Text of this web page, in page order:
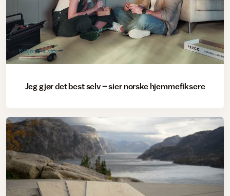
Gjør det selv
Jeg gjør det best selv – sier norske hjemmefiksere